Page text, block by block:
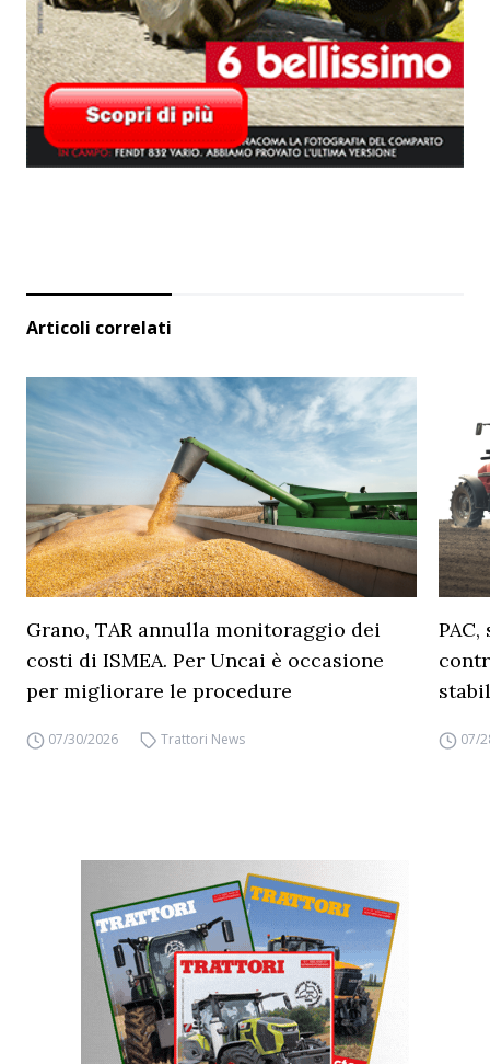
Articoli correlati
Grano, TAR annulla monitoraggio dei
costi di ISMEA. Per Uncai è occasione
per migliorare le procedure
07/30/2026 Trattori News 07/